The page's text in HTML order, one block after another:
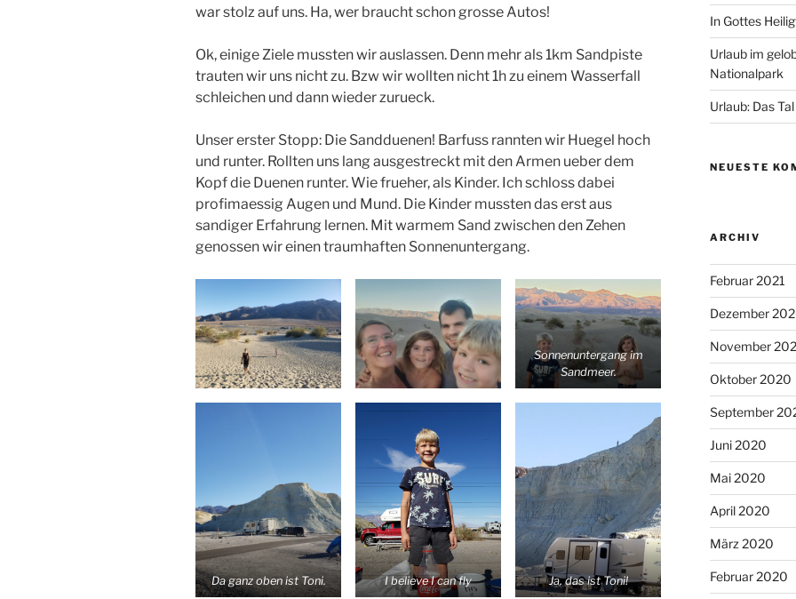
war stolz auf uns. Ha, wer braucht schon grosse Autos!
Ok, einige Ziele mussten wir auslassen. Denn mehr als 1km Sandpiste
trauten wir uns nicht zu. Bzw wir wollten nicht 1h zu einem Wasserfall
schleichen und dann wieder zurueck.
Unser erster Stopp: Die Sandduenen! Barfuss rannten wir Huegel hoch
und runter. Rollten uns lang ausgestreckt mit den Armen ueber dem
Kopf die Duenen runter. Wie frueher, als Kinder. Ich schloss dabei
profimaessig Augen und Mund. Die Kinder mussten das erst aus
sandiger Erfahrung lernen. Mit warmem Sand zwischen den Zehen
genossen wir einen traumhaften Sonnenuntergang.
Sonnenuntergang im
Sandmeer.
Da ganz oben ist Toni. I believe I can fly Ja, das ist Toni!
In Gottes
Urlaub im
Nationalpark
Urlaub: Das
NEUESTE
ARCHIV
Februar 2021
Dezember
November
Oktober 2020
September
Juni 2020
Mai 2020
April 2020
März 2020
Februar 2020